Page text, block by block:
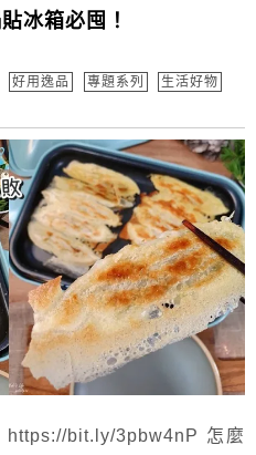
冰箱必囤！
好用逸品 專題系列
生活好物
bit.ly/3pbw4nP 怎麼